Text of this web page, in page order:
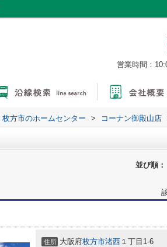
営業時間：
枚方市のホームセンター > コーナン御殿山店
並び順：
住所 大阪府枚方市渚西 １丁目1-6